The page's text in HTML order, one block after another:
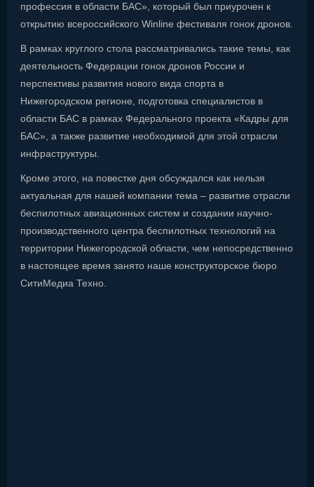
профессия в области БАС», который был приурочен к
открытию всероссийского Winline фестиваля гонок дронов.
В рамках круглого стола рассматривались такие темы, как
деятельность Федерации гонок дронов России и
перспективы развития нового вида спорта в
Нижегородском регионе, подготовка специалистов в
области БАС в рамках Федерального проекта «Кадры для
БАС», а также развитие необходимой для этой отрасли
инфраструктуры.
Кроме этого, на повестке дня обсуждался как нельзя
актуальная для нашей компании тема – развитие отрасли
беспилотных авиационных систем и создании научно-
производственного центра беспилотных технологий на
территории Нижегородской области, чем непосредственно
в настоящее время занято наше конструкторское бюро
СитиМедиа Техно.